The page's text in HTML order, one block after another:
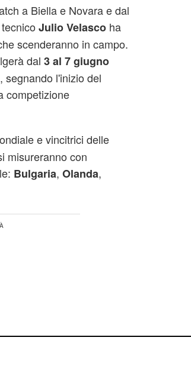
a Biella e Novara e dal
Julio Velascoha
scenderanno in campo.
dal 3 al 7 giugno
segnando l'inizio del
competizione
e vincitrici delle
misureranno con
Bulgaria, Olanda,